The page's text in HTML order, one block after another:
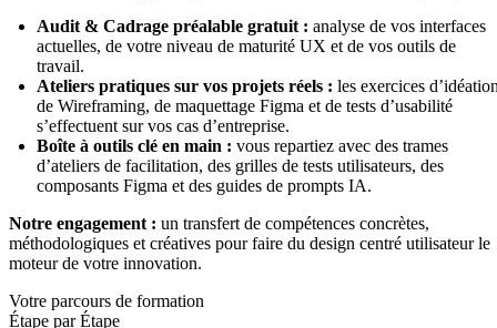
Audit & Cadrage préalable gratuit : analyse de vos interfaces
actuelles, de votre niveau de maturité UX et de vos outils de
travail.
Ateliers pratiques sur vos projets réels : les exercices
de Wireframing, de maquettage Figma et de tests d’usabilité
s’effectuent sur vos cas d’entreprise.
Boîte à outils clé en main : vous repartiez avec des trames
d’ateliers de facilitation, des grilles de tests utilisateurs, des
composants Figma et des guides de prompts IA.
Notre engagement : un transfert de compétences concrètes,
méthodologiques et créatives pour faire du design centré utilisateur le
moteur de votre innovation.
Votre parcours de formation
Étape par Étape